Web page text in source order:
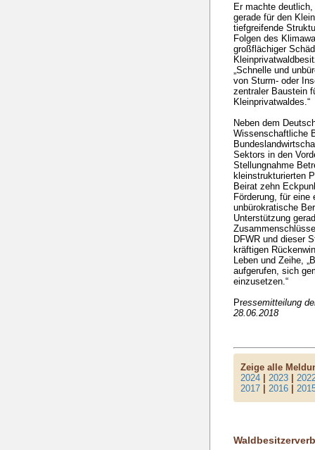
Er machte
gerade für den
tiefgreifende
Folgen des
großflächiger
„Schnelle und
von Sturm- oder
zentraler Baustein
Kleinprivatwaldes.“
Neben dem
Wissenschaftliche
Sektors in den
Stellungnahme
kleinstrukturierten
Beirat zehn
Förderung, für eine
unbürokratische
Unterstützung
DFWR und dieser
kräftigen
Leben und Zeihe,
aufgerufen, sich
einzusetzen.“
Pressemitteilung
28.06.2018
Zeige alle
2024 |2023 |
2017 |2016 |